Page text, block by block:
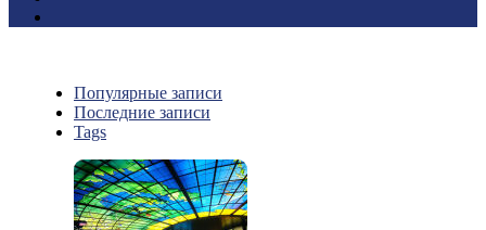
Популярные записи
Последние записи
Tags